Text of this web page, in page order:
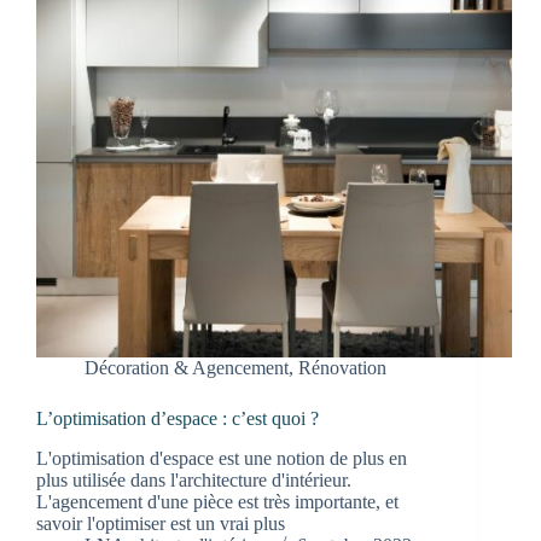
Décoration & Agencement, Rénovation
L’optimisation d’espace : c’est quoi ?
L'optimisation d'espace est une notion de plus en
plus utilisée dans l'architecture d'intérieur.
L'agencement d'une pièce est très importante, et
savoir l'optimiser est un vrai plus